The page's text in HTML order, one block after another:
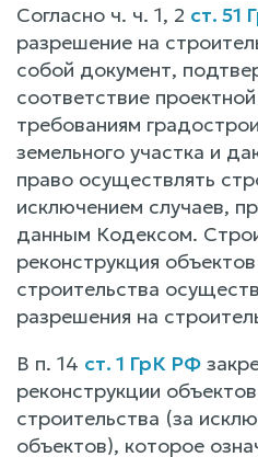
Согласно ч. ч. 1, 2 ст. 51
разрешение на
собой документ,
соответствие
требованиям
земельного участка и
право осуществлять
исключением случаев,
данным Кодексом.
реконструкция
строительства
разрешения на
В п. 14 ст. 1 ГрК РФ
реконструкции
строительства (за
объектов), которое